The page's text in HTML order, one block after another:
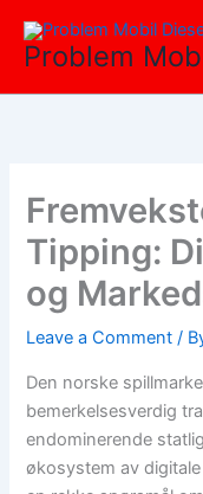
content
Problem
Tipping:
og
Leave a Comment /
Den norske
bemerkelsesverdig
endominerende
økosystem av